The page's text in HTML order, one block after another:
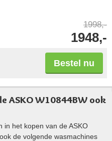
1998,-
1948,-
Bestel nu
ASKO W10844BW ook
in het kopen van de ASKO
de volgende wasmachines